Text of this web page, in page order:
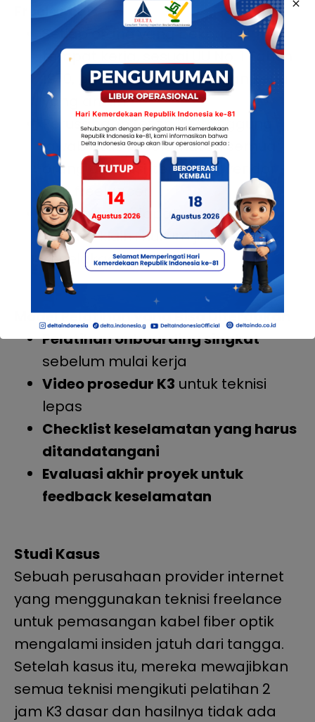
Freelance?
Setiap orang yang bekerja di
tempat kerja, sesuai UU No. 1 Tahun
1970, berhak atas lingkungan kerja
yang aman.
Perusahaan tetap bertanggung
jawab atas keselamatan semua
orang di lokasi, termasuk vendor
dan freelancer.
Pelatihan K3 dapat mengurangi
potensi klaim hukum jika terjadi
kecelakaan kerja.
Model Pelatihan yang Bisa Diterapkan
Pelatihan onboarding singkat
sebelum mulai kerja
Video prosedur K3 untuk teknisi
lepas
Checklist keselamatan yang harus
ditandatangani
Evaluasi akhir proyek untuk
feedback keselamatan
Studi Kasus
Sebuah perusahaan provider internet
yang menggunakan teknisi freelance
untuk pemasangan kabel fiber optik
mengalami insiden jatuh dari tangga.
Setelah kasus itu, mereka mewajibkan
semua teknisi mengikuti pelatihan 2
jam K3 dasar dan hasilnya tidak ada